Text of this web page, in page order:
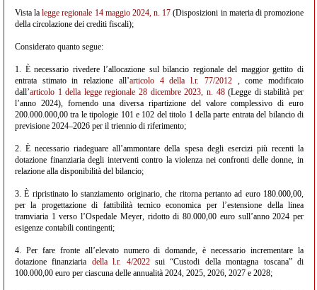
Vista lalegge regionale 14 maggio 2024, n. 17 (Disposizioni in materia di promozione
della circolazione dei crediti fiscali);
Considerato quanto segue:
1. È necessario rivedere l’allocazione sul bilancio regionale del maggior gettito di
entrata stimato in relazione all’articolo 4 della l.r. 77/2012, come modificato
dall’articolo 1 della legge regionale 28 dicembre 2023, n. 48(Legge di stabilità per
l’anno 2024), fornendo una diversa ripartizione del valore complessivo di euro
200.000.000,00 tra le tipologie 101 e 102 del titolo 1 della parte entrata del bilancio di
previsione 2024–2026 per il triennio di riferimento;
2. È necessario riadeguare all’ammontare della spesa degli esercizi più recenti la
dotazione finanziaria degli interventi contro la violenza nei confronti delle donne, in
relazione alla disponibilità del bilancio;
3. È ripristinato lo stanziamento originario, che ritorna pertanto ad euro 180.000,00,
per la progettazione di fattibilità tecnico economica per l’estensione della linea
tramviaria 1 verso l’Ospedale Meyer, ridotto di 80.000,00 euro sull’anno 2024 per
esigenze contabili contingenti;
4. Per fare fronte all’elevato numero di domande, è necessario incrementare la
dotazione finanziaria della l.r. 4/2022sui “Custodi della montagna toscana” di
100.000,00 euro per ciascuna delle annualità 2024, 2025, 2026, 2027 e 2028;